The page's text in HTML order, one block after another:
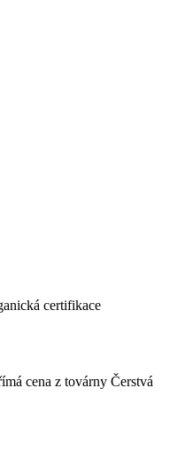
certifikace
cena z továrny Čerstvá